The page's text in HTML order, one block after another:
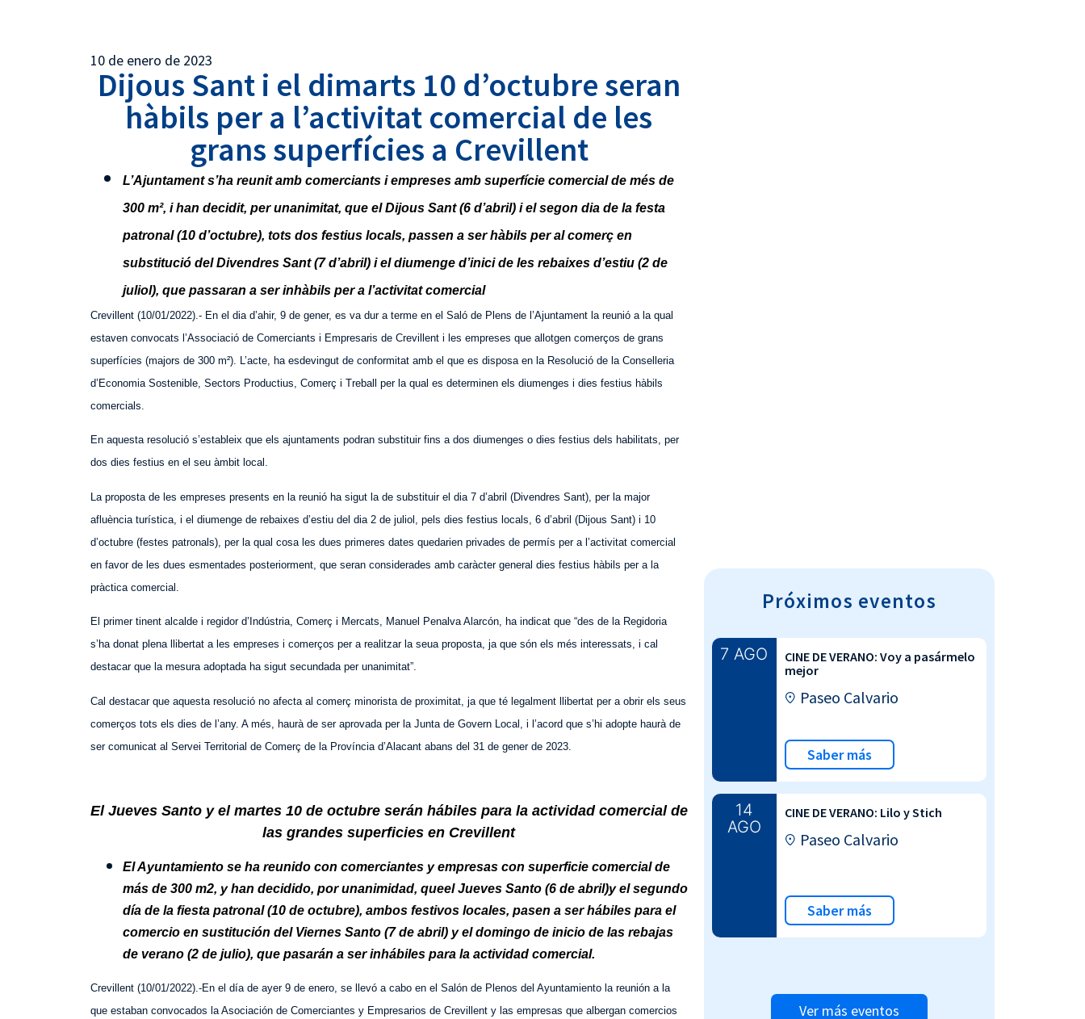
10 de enero de 2023
Dijous Sant i el dimarts 10 d’octubre seran
hàbils per a l’activitat comercial de les
grans superfícies a Crevillent
L’Ajuntament s’ha reunit amb comerciants i empreses amb superfície comercial de més de
300 m², i han decidit, per unanimitat, que el Dijous Sant (6 d’abril) i el segon dia de la festa
patronal (10 d’octubre), tots dos festius locals, passen a ser hàbils per al comerç en
substitució del Divendres Sant (7 d’abril) i el diumenge d’inici de les rebaixes d’estiu (2 de
juliol), que passaran a ser inhàbils per a l’activitat comercial
Crevillent (10/01/2022).- En el dia d’ahir, 9 de gener, es va dur a terme en el Saló de Plens de l’Ajuntament la reunió a la qual
estaven convocats l’Associació de Comerciants i Empresaris de Crevillent i les empreses que allotgen comerços de grans
superfícies (majors de 300 m²). L’acte, ha esdevingut de conformitat amb el que es disposa en la Resolució de la Conselleria
d’Economia Sostenible, Sectors Productius, Comerç i Treball per la qual es determinen els diumenges i dies festius hàbils
comercials.
En aquesta resolució s’estableix que els ajuntaments podran substituir fins a dos diumenges o dies festius dels habilitats, per
dos dies festius en el seu àmbit local.
La proposta de les empreses presents en la reunió ha sigut la de substituir el dia 7 d’abril (Divendres Sant), per la major
afluència turística, i el diumenge de rebaixes d’estiu del dia 2 de juliol, pels dies festius locals, 6 d’abril (Dijous Sant) i 10
d’octubre (festes patronals), per la qual cosa les dues primeres dates quedarien privades de permís per a l’activitat comercial
en favor de les dues esmentades posteriorment, que seran considerades amb caràcter general dies festius hàbils per a la
pràctica comercial.
El primer tinent alcalde i regidor d’Indústria, Comerç i Mercats, Manuel Penalva Alarcón, ha indicat que “des de la Regidoria
s’ha donat plena llibertat a les empreses i comerços per a realitzar la seua proposta, ja que són els més interessats, i cal
destacar que la mesura adoptada ha sigut secundada per unanimitat”.
Cal destacar que aquesta resolució no afecta al comerç minorista de proximitat, ja que té legalment llibertat per a obrir els seus
comerços tots els dies de l’any. A més, haurà de ser aprovada per la Junta de Govern Local, i l’acord que s’hi adopte haurà de
ser comunicat al Servei Territorial de Comerç de la Província d’Alacant abans del 31 de gener de 2023.
El Jueves Santo y el martes 10 de octubre serán hábiles para la actividad comercial de
las grandes superficies en Crevillent
El Ayuntamiento se ha reunido con comerciantes y empresas con superficie comercial de
más de 300 m2, y han decidido, por unanimidad, queel Jueves Santo (6 de abril)y el segundo
día de la fiesta patronal (10 de octubre), ambos festivos locales, pasen a ser hábiles para el
comercio en sustitución del Viernes Santo (7 de abril) y el domingo de inicio de las rebajas
de verano (2 de julio), que pasarán a ser inhábiles para la actividad comercial.
Crevillent (10/01/2022).-En el día de ayer 9 de enero, se llevó a cabo en el Salón de Plenos del Ayuntamiento la reunión a la
que estaban convocados la Asociación de Comerciantes y Empresarios de Crevillent y las empresas que albergan comercios
Próximos eventos
7 AGO
CINE DE VERANO: Voy a pasármelo
mejor
Paseo Calvario
Saber más
14
AGO
CINE DE VERANO: Lilo y Stich
Paseo Calvario
Saber más
Ver más eventos